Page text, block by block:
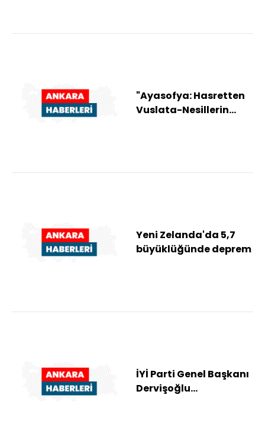
"Ayasofya: Hasretten
Vuslata-Nesillerin
Yeni Zelanda'da 5,7
büyüklüğünde deprem
İYİ Parti Genel Başkanı
Dervişoğlu